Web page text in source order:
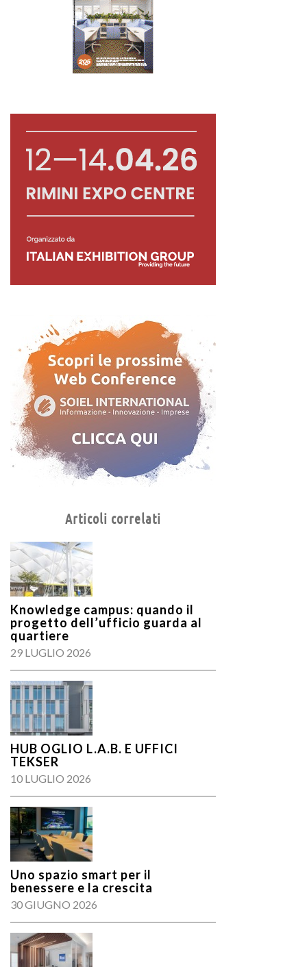
Articoli correlati
Knowledge campus: quando il
progetto dell’ufficio guarda al
quartiere
29 LUGLIO 2026
HUB OGLIO L.A.B. E UFFICI
TEKSER
10 LUGLIO 2026
Uno spazio smart per il
benessere e la crescita
30 GIUGNO 2026